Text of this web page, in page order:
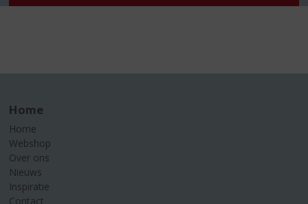
Home
Home
Webshop
Over ons
Nieuws
Inspiratie
Contact